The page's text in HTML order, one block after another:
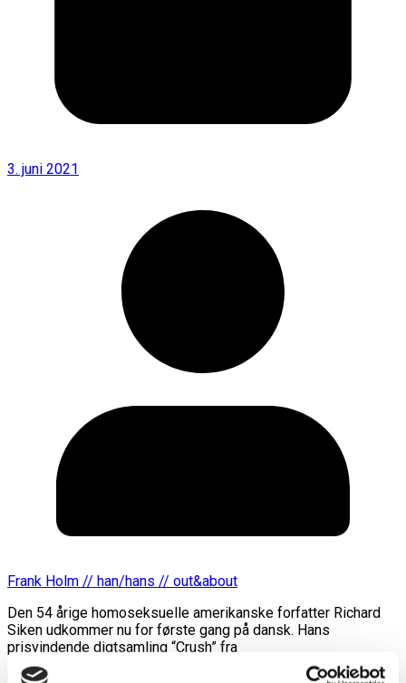
3. juni 2021
Frank Holm // han/hans // out&about
Den 54 årige homoseksuelle amerikanske forfatter Richard
Siken udkommer nu for første gang på dansk. Hans
prisvindende digtsamling “Crush” fra
Læs mere